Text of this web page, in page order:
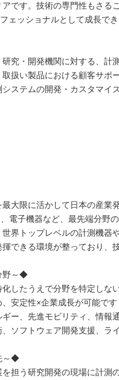
です。技術の専門性もさる
ェッショナルとして成長で
研究・開発機関に対する、計
取扱い製品における顧客サポ
システムの開発・カスタマイ
大限に活かして日本の産業
電子機器など、最先端分野
界トップレベルの計測機器
できる環境が整っており、
野～◆
したうえで分野を特定しな
、安定性×企業成長が可能です
ギー、先進モビリティ、情報
ソフトウェア開発支援、ラ
～◆
を担う研究開発の現場に計測